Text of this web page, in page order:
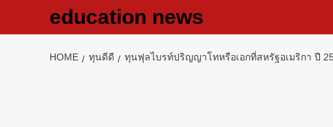
education news
HOME ทุนดีดี ทุนฟุลไบรท์ปริญญาโทหรือเอกที่สหรัฐอเมริกา ปี